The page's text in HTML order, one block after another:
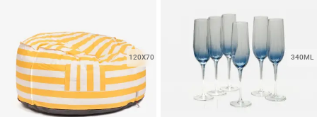
340ML
120X70